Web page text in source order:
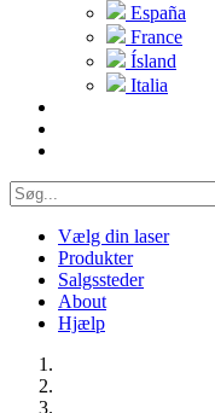
España
France
Ísland
Italia
Vælg din laser
Produkter
Salgssteder
About
Hjælp